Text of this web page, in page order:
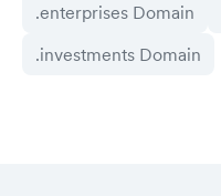
.enterprises Domain
.investments Domain